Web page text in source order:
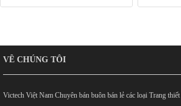
VỀ CHÚNG TÔI
Victech Việt Nam Chuyên bán buôn bán lẻ các loại Trang